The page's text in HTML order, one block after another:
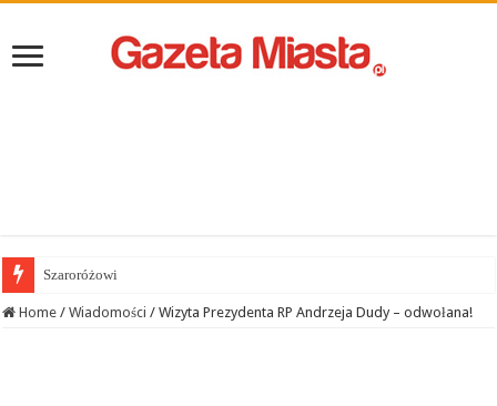
Szaroróżowi
Home / Wiadomości / Wizyta Prezydenta RP Andrzeja Dudy – odwołana!